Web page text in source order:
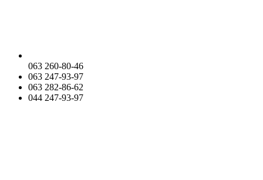
063 260-80-46
063 247-93-97
063 282-86-62
044 247-93-97